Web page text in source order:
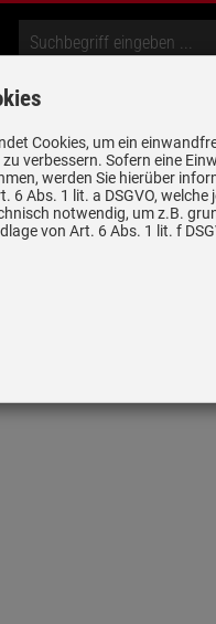
Zubehör - Abzugshauben
Cookies, um ein
verbessern. Sofern eine
werden Sie hierüber
6 Abs. 1 lit. a DSGVO,
notwendig, um z.B.
von Art. 6 Abs. 1 lit. f